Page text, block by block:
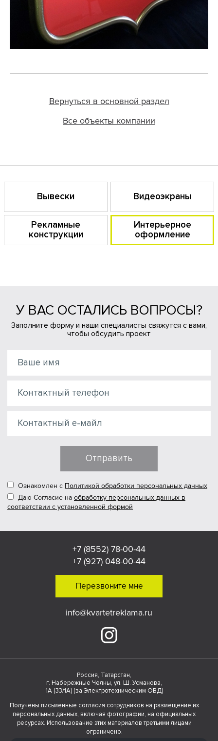
Вернуться в основной раздел
Все объекты компании
Вывески Видеоэкраны
Рекламные
конструкции
Интерьерное
оформление
У ВАС ОСТАЛИСЬ ВОПРОСЫ?
Заполните форму и наши специалисты свяжутся с вами,
чтобы обсудить проект
Отправить
Ознакомлен с Политикой обработки персональных данных
Даю Согласие на обработку персональных данных в
соответствии с установленной формой
+7 (8552) 78-00-44
+7 (927) 048-00-44
Перезвоните мне
info@kvartetreklama.ru
Россия, Татарстан,
г. Набережные Челны, ул. Ш. Усманова,
1А (33/1А) (за Электротехническим ОВД)
Получены письменные согласия сотрудников на размещение их
персональных данных, включая фотографии, на официальных
ресурсах. Использование этих материалов третьими лицами
ограничено.